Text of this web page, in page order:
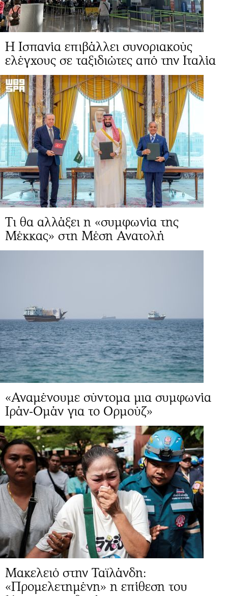
Η Ισπανία επιβάλλει συνοριακούς
ελέγχους σε ταξιδιώτες από την Ιταλία
Τι θα αλλάξει η «συμφωνία της
Μέκκας» στη Μέση Ανατολή
«Αναμένουμε σύντομα μια συμφωνία
Ιράν-Ομάν για το Ορμούζ»
Μακελειό στην Ταϊλάνδη:
«Προμελετημένη» η επίθεση του